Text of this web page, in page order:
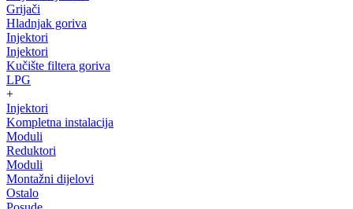
Grijači
Hladnjak goriva
Injektori
Injektori
Kučište filtera goriva
LPG
+
Injektori
Kompletna instalacija
Moduli
Reduktori
Moduli
Montažni dijelovi
Ostalo